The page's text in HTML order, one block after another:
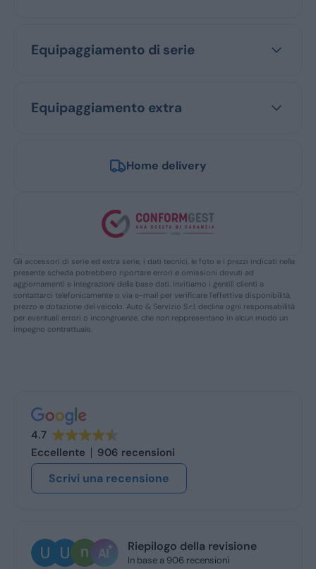
Equipaggiamento di serie
Equipaggiamento extra
Home delivery
Gli accessori di serie ed extra serie, i dati tecnici, le foto e i prezzi indicati nella
presente scheda potrebbero riportare errori e omissioni dovuti ad
aggiornamenti e integrazioni della base dati. Invitiamo i gentili clienti a
contattarci telefonicamente o via e-mail per verificare l’effettiva disponibilità,
prezzo e dotazione del veicolo. Auto & Servizio S.r.l. declina ogni responsabilità
per eventuali errori o incongruenze, che non reppresentano in alcun modo un
impegno contrattuale.
4.7
Eccellente
906 recensioni
Scrivi una recensione
Riepilogo della revisione
In base a 906 recensioni